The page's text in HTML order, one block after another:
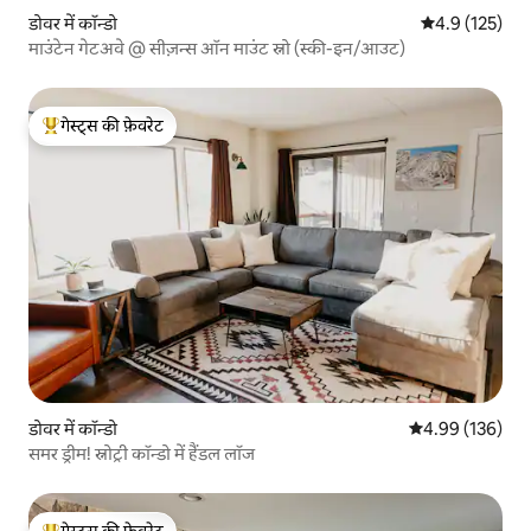
डोवर में कॉन्डो औसत रेटिंग 5 में
4.9 (125)
माउंटेन गेटअवे @ सीज़न्स ऑन माउंट स्नो (स्की-इन/आउट)
गेस्ट्स का टॉप फ़ेवरेट
गेस्ट्स की फ़ेवरेट
डोवर में कॉन्डो औसत रेटिंग 5 में से
4.99 (136)
समर ड्रीम! स्नोट्री कॉन्डो में हैंडल लॉज